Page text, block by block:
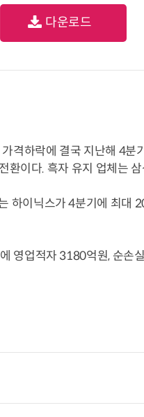
다운로드
격하락에 결국 지난해 4
환이다. 흑자 유지 업체는
하이닉스가 4분기에 최대
영업적자 3180억원, 순손